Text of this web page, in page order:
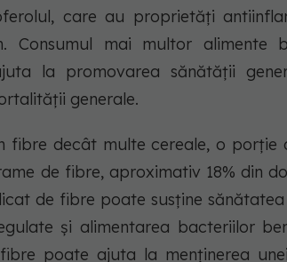
care au proprietăți
Consumul mai multor alimente
la promovarea sănătății
generale.
fibre decât multe cereale, o porție
de fibre, aproximativ 18% din
de fibre poate susține
și alimentarea bacteriilor
poate ajuta la menținerea